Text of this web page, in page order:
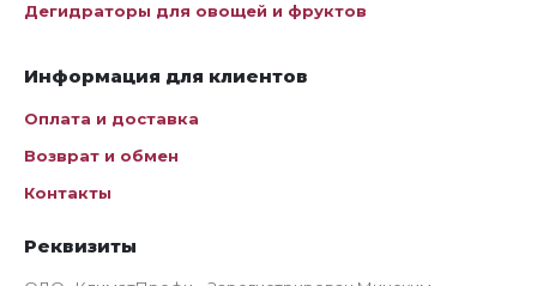
Дегидраторы для овощей и фруктов
Информация для клиентов
Оплата и доставка
Возврат и обмен
Контакты
Реквизиты